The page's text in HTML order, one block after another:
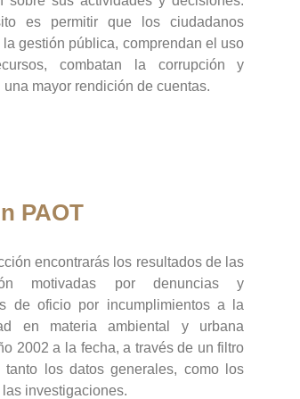
es permitir que los ciudadanos
gestión pública, comprendan el uso
combatan la corrupción y
una mayor rendición de cuentas.
PAOT
encontrarás los resultados de las
motivadas por denuncias y
de oficio por incumplimientos a la
en materia ambiental y urbana
2002 a la fecha, a través de un filtro
tanto los datos generales, como los
investigaciones.